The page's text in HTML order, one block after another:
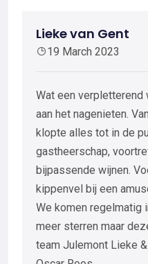
Lieke van Gent
19 March 2023
Wat een
aan het nagenieten.
klopte alles tot in de
gastheerschap,
bijpassende wijnen.
kippenvel bij een
We komen regelmatig
meer sterren maar
team Julemont Lieke